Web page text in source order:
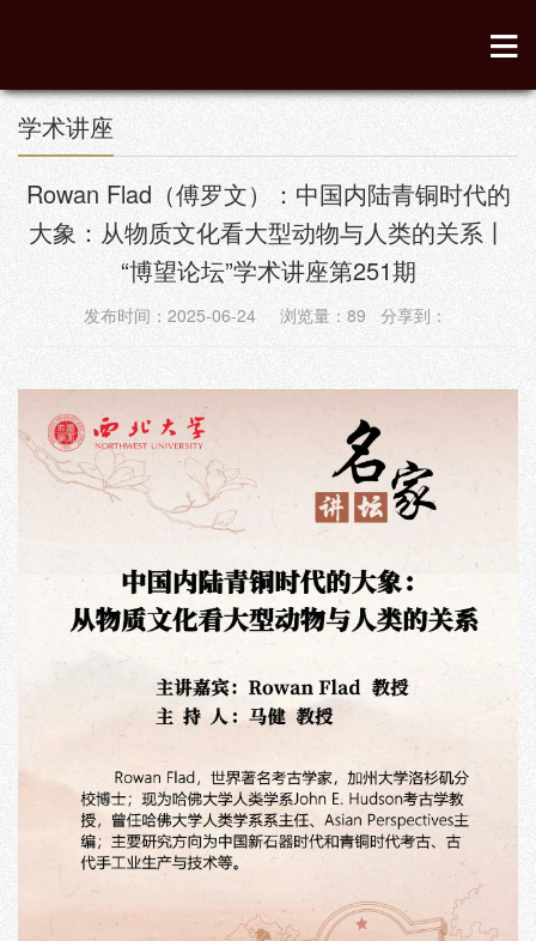
学术讲座
Rowan Flad（傅罗文）：中国内陆青铜时代的
大象：从物质文化看大型动物与人类的关系丨
“博望论坛”学术讲座第251期
发布时间：2025-06-24 浏览量： 89 分享到：